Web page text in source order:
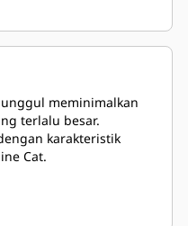
meminimalkan
terlalu besar.
karakteristik
Cat.